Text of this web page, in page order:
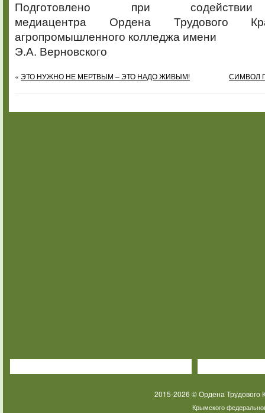
Подготовлено при содействии
медиацентра Ордена Трудового
агропромышленного колледжа имени
Э.А. Верновского
« ЭТО НУЖНО НЕ МЕРТВЫМ – ЭТО НАДО ЖИВЫМ! СИМВОЛ
2015-2026 © Ордена
Крымского